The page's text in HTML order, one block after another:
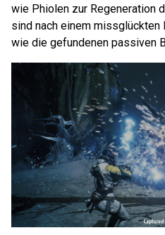
wie Phiolen zur Regeneration
sind nach einem missglückten
wie die gefundenen passiven